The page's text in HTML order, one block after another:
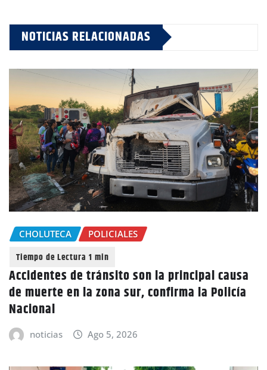
NOTICIAS RELACIONADAS
CHOLUTECA POLICIALES
Accidentes de tránsito son la principal causa
de muerte en la zona sur, confirma la Policía
Nacional
noticias Ago 5, 2026